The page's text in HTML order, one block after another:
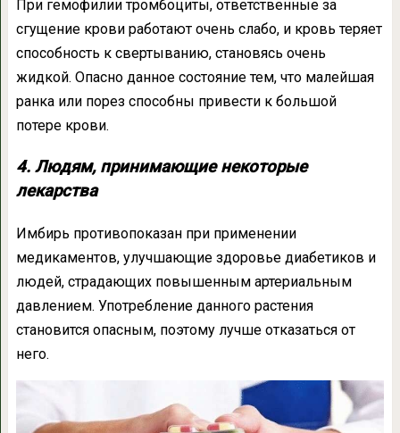
При гемофилии тромбоциты, ответственные за
сгущение крови работают очень слабо, и кровь теряет
способность к свертыванию, становясь очень
жидкой. Опасно данное состояние тем, что малейшая
ранка или порез способны привести к большой
потере крови.
4. Людям, принимающие некоторые
лекарства
Имбирь противопоказан при применении
медикаментов, улучшающие здоровье диабетиков и
людей, страдающих повышенным артериальным
давлением. Употребление данного растения
становится опасным, поэтому лучше отказаться от
него.